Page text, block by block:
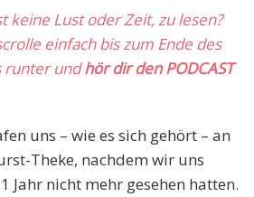
keine Lust oder Zeit, zu lesen?
einfach bis zum Ende des
runter undhör dir den PODCAST
uns – wie es sich gehört – an
Theke, nachdem wir uns
Jahr nicht mehr gesehen hatten.